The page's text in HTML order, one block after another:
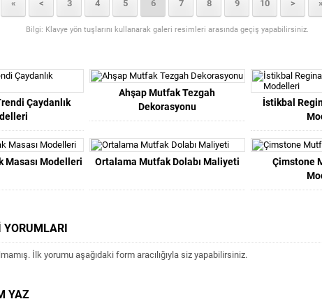
« < 3 4 5 6 7 8 9 10 > »
Bilgi: Klavye yön tuşlarını kullanarak galeri resimleri arasında geçiş yapabilirsiniz.
Çaydanlık
Ahşap Mutfak Tezgah
Dekorasyonu
İstikbal
Masası Modelleri Ortalama Mutfak Dolabı Maliyeti
Çimstone
YORUMLARI
İlk yorumu aşağıdaki form aracılığıyla siz yapabilirsiniz.
YAZ